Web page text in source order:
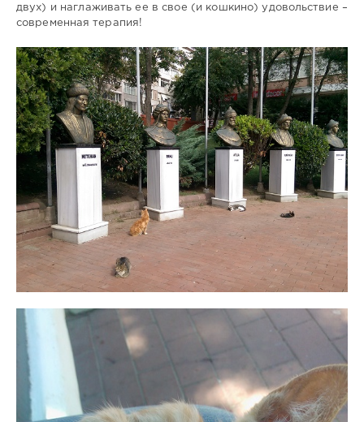
двух) и наглаживать ее в свое (и кошкино) удовольствие –
современная терапия!